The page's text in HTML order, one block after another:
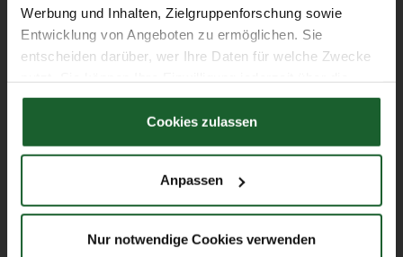
Werbung und Inhalten, Zielgruppenforschung sowie
Entwicklung von Angeboten zu ermöglichen. Sie
entscheiden darüber, wer Ihre Daten für welche Zwecke
Cookie-Erklärung oder durch Klicken auf das Privacy
Trigger Symbol ändern oder widerrufen
Informationen über Ihre geografische Lage
erfassen, welche bis auf einige Meter genau sein
können
Cookies zulassen
Anpassen
Nur notwendige Cookies verwenden
Finden Sie Ihre Ansprechpartner
Service
Vertrag widerrufen
Weitere Webseiten des bbw
bbw Gruppe
bbw Hochschule
bbw Berufliche Schulen